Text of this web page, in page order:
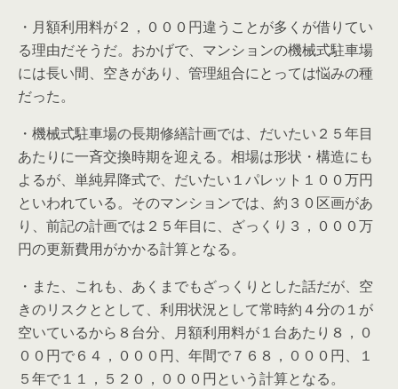
・月額利用料が２，０００円違うことが多くが借りてい
る理由だそうだ。おかげで、マンションの機械式駐車場
には長い間、空きがあり、管理組合にとっては悩みの種
だった。
・機械式駐車場の長期修繕計画では、だいたい２５年目
あたりに一斉交換時期を迎える。相場は形状・構造にも
よるが、単純昇降式で、だいたい１パレット１００万円
といわれている。そのマンションでは、約３０区画があ
り、前記の計画では２５年目に、ざっくり３，０００万
円の更新費用がかかる計算となる。
・また、これも、あくまでもざっくりとした話だが、空
きのリスクととして、利用状況として常時約４分の１が
空いているから８台分、月額利用料が１台あたり８，０
００円で６４，０００円、年間で７６８，０００円、１
５年で１１，５２０，０００円という計算となる。